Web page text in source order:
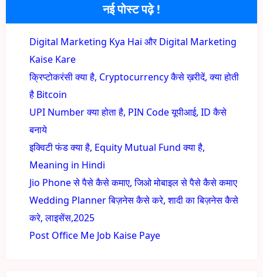
नई पोस्ट पढ़े !
Digital Marketing Kya Hai और Digital Marketing
Kaise Kare
क्रिप्टोकरंसी क्या है, Cryptocurrency कैसे ख़रीदें, क्या होती
है Bitcoin
UPI Number क्या होता है, PIN Code यूपीआई, ID कैसे
बनाये
इक्विटी फंड क्या है, Equity Mutual Fund क्या है,
Meaning in Hindi
Jio Phone से पैसे कैसे कमाए, जिओ मोबाइल से पैसे कैसे कमाए
Wedding Planner बिज़नेस कैसे करे, शादी का बिज़नेस कैसे
करे, लाइसेंस,2025
Post Office Me Job Kaise Paye